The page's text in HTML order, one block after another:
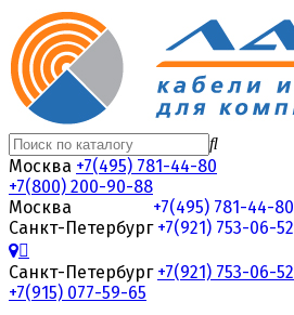
Москва +7(495) 781-44-80
+7(800) 200-90-88
Москва
+7(495) 781-44-80
Санкт-Петербург +7(921) 753-06-52
Санкт-Петербург +7(921) 753-06-52
+7(915) 077-59-65